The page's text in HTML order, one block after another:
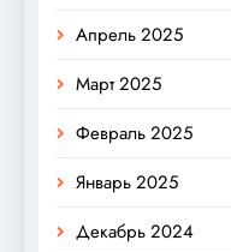
Апрель 2025
Март 2025
Февраль 2025
Январь 2025
Декабрь 2024